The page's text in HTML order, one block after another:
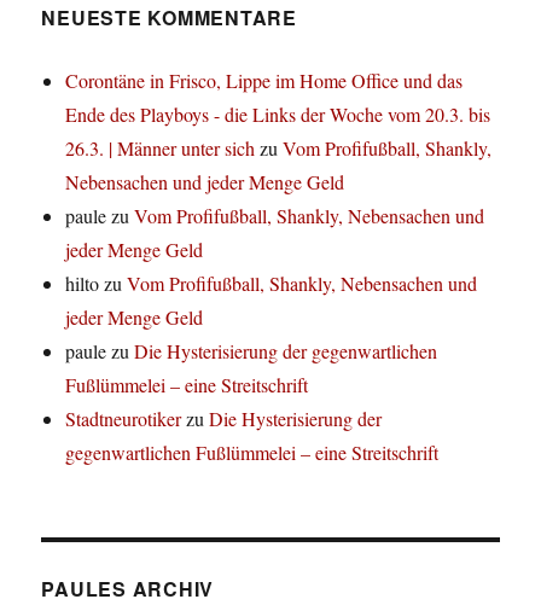
NEUESTE KOMMENTARE
Corontäne in Frisco, Lippe im Home Office und das
Ende des Playboys - die Links der Woche vom 20.3. bis
26.3. | Männer unter sichzuVom Profifußball, Shankly,
Nebensachen und jeder Menge Geld
paulezuVom Profifußball, Shankly, Nebensachen und
jeder Menge Geld
hiltozuVom Profifußball, Shankly, Nebensachen und
jeder Menge Geld
paulezuDie Hysterisierung der gegenwartlichen
Fußlümmelei – eine Streitschrift
StadtneurotikerzuDie Hysterisierung der
gegenwartlichen Fußlümmelei – eine Streitschrift
PAULES ARCHIV